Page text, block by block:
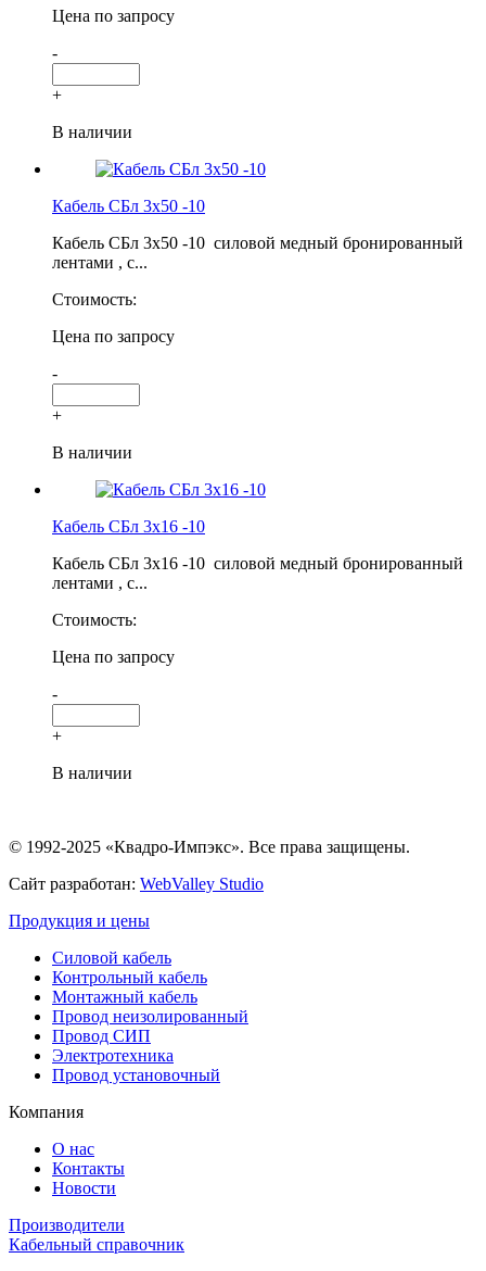
Цена по запросу
-
+
В наличии
Кабель СБл 3х50 -10
Кабель СБл 3х50 -10 силовой медный бронированный
лентами , с...
Стоимость:
Цена по запросу
-
+
В наличии
Кабель СБл 3х16 -10
Кабель СБл 3х16 -10 силовой медный бронированный
лентами , с...
Стоимость:
Цена по запросу
-
+
В наличии
© 1992-2025 «Квадро-Импэкс». Все права защищены.
Сайт разработан: WebValley Studio
Продукция и цены
Силовой кабель
Контрольный кабель
Монтажный кабель
Провод неизолированный
Провод СИП
Электротехника
Провод установочный
Компания
О нас
Контакты
Новости
Производители
Кабельный справочник